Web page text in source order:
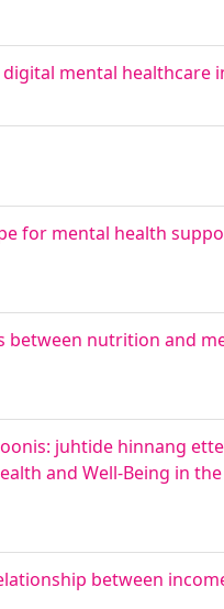
mental healthcare
for mental health
between nutrition and
juhtide hinnang
and Well-Being in
between